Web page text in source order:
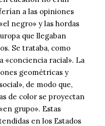
a las opiniones
negro» y las hordas
que llegaban
Se trataba, como
«conciencia racial». La
geométricas y
de modo que,
de color se proyectan
grupo». Estas
en los Estados